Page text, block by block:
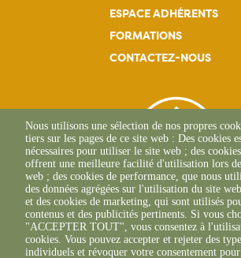
Nous utilisons une sélection de nos propres
tiers sur les pages de ce site web : Des cookies
nécessaires pour utiliser le site web ; des
offrent une meilleure facilité d'utilisation lors
web ; des cookies de performance, que nous
des données agrégées sur l'utilisation du site
et des cookies de marketing, qui sont utilisés
contenus et des publicités pertinents. Si vous
"ACCEPTER TOUT", vous consentez à
cookies. Vous pouvez accepter et rejeter des
individuels et révoquer votre consentement
ESPACE ADHÉRENTS
FORMATIONS
CONTACTEZ-NOUS
L'Osteria
20117 CAURO